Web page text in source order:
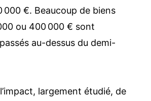
000 €. Beaucoup de biens
ou 400 000 € sont
au-dessus du demi-
largement étudié, de